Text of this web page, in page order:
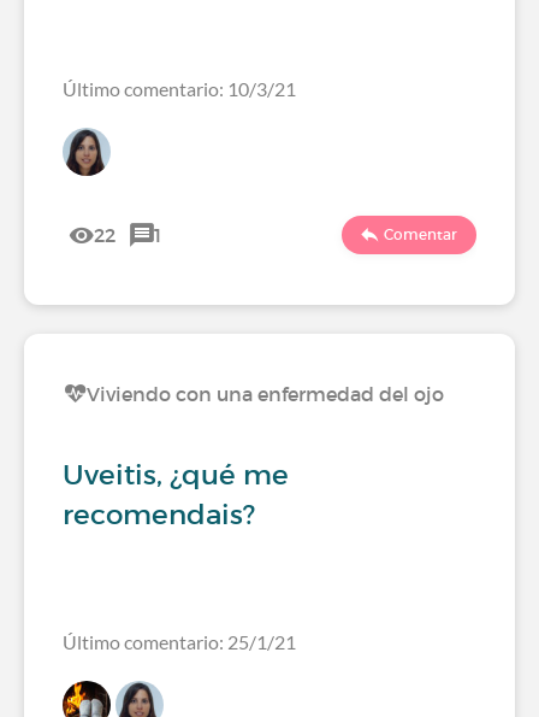
Último comentario: 10/3/21
22 1 Comentar
Viviendo con una enfermedad del ojo
Uveitis, ¿qué me
recomendais?
Último comentario: 25/1/21